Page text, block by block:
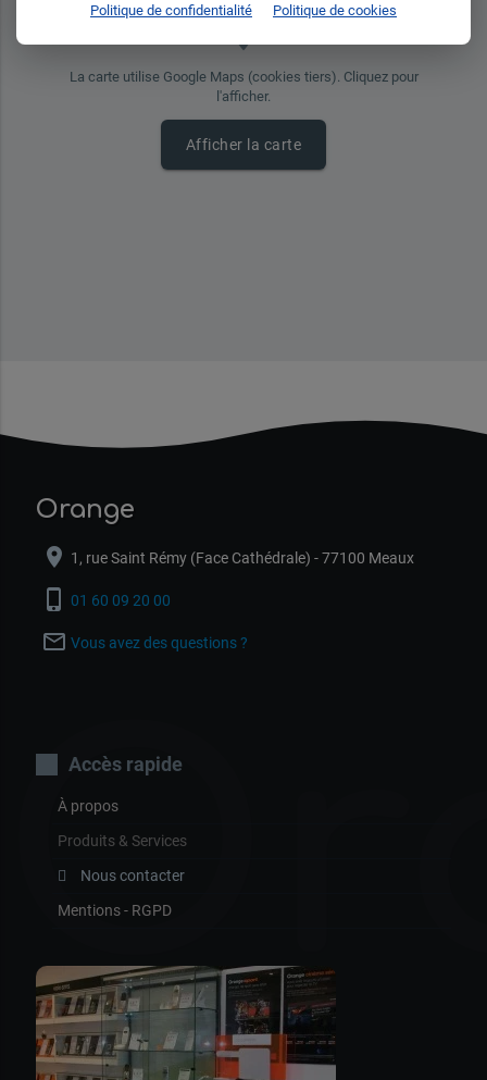
place
La carte utilise Google Maps (cookies tiers). Cliquez pour
l'afficher.
Afficher la carte
Orange
location_on 1, rue Saint Rémy (Face Cathédrale) - 77100 Meaux
phone_iphone 01 60 09 20 00
mail_outline Vous avez des questions ?
Accès rapide
À propos
Produits & Services
Nous contacter
Mentions - RGPD
Politique de confidentialité Politique de cookies